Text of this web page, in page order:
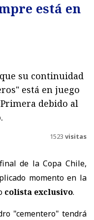
está en
su continuidad
está en juego
debido al
1523 visitas
de la Copa Chile,
momento en la
colista exclusivo.
"cementero" tendrá